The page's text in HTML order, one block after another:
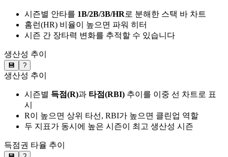
시즌별 안타를 1B/2B/3B/HR로 분해한 스택 바 차트
홈런(HR) 비율이 높으면 파워 히터
시즌 간 장타력 변화를 추적할 수 있습니다
생산성 추이
💾 ?
생산성 추이
시즌별 득점(R)과 타점(RBI) 추이를 이중 선 차트로 표
시
R이 높으면 상위 타선, RBI가 높으면 클린업 역할
두 지표가 동시에 높은 시즌이 최고 생산성 시즌
득점권 타율 추이